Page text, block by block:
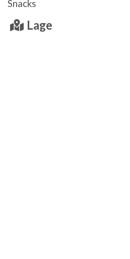
Snacks
Lage